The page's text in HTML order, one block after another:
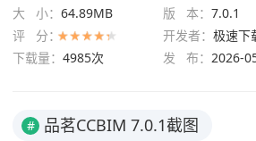
大 小： 64.89MB 版 本： 7.0.1
评 分：
开发者： 极速下
下载量： 4985次 发 布： 2026-
# 品茗CCBIM 7.0.1截图